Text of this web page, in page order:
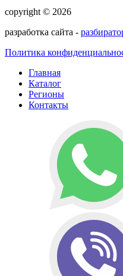
copyright © 2026
разработка сайта -
Политика
Главная
Каталог
Регионы
Контакты